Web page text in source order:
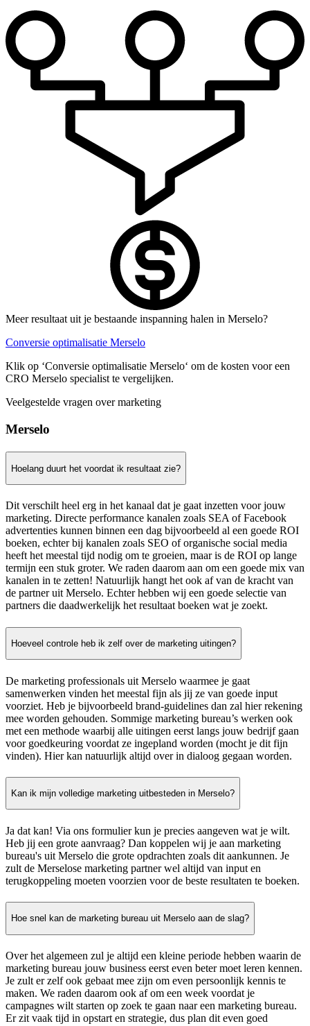
Meer resultaat uit je bestaande inspanning halen in Merselo?
Conversie optimalisatie Merselo
Klik op ‘Conversie optimalisatie Merselo‘ om de kosten voor een
CRO Merselo specialist te vergelijken.
Veelgestelde vragen over marketing
Merselo
Hoelang duurt het voordat ik resultaat zie?
Dit verschilt heel erg in het kanaal dat je gaat inzetten voor jouw
marketing. Directe performance kanalen zoals SEA of Facebook
advertenties kunnen binnen een dag bijvoorbeeld al een goede ROI
boeken, echter bij kanalen zoals SEO of organische social media
heeft het meestal tijd nodig om te groeien, maar is de ROI op lange
termijn een stuk groter. We raden daarom aan om een goede mix van
kanalen in te zetten! Natuurlijk hangt het ook af van de kracht van
de partner uit Merselo. Echter hebben wij een goede selectie van
partners die daadwerkelijk het resultaat boeken wat je zoekt.
Hoeveel controle heb ik zelf over de marketing uitingen?
De marketing professionals uit Merselo waarmee je gaat
samenwerken vinden het meestal fijn als jij ze van goede input
voorziet. Heb je bijvoorbeeld brand-guidelines dan zal hier rekening
mee worden gehouden. Sommige marketing bureau’s werken ook
met een methode waarbij alle uitingen eerst langs jouw bedrijf gaan
voor goedkeuring voordat ze ingepland worden (mocht je dit fijn
vinden). Hier kan natuurlijk altijd over in dialoog gegaan worden.
Kan ik mijn volledige marketing uitbesteden in Merselo?
Ja dat kan! Via ons formulier kun je precies aangeven wat je wilt.
Heb jij een grote aanvraag? Dan koppelen wij je aan marketing
bureau's uit Merselo die grote opdrachten zoals dit aankunnen. Je
zult de Merselose marketing partner wel altijd van input en
terugkoppeling moeten voorzien voor de beste resultaten te boeken.
Hoe snel kan de marketing bureau uit Merselo aan de slag?
Over het algemeen zul je altijd een kleine periode hebben waarin de
marketing bureau jouw business eerst even beter moet leren kennen.
Je zult er zelf ook gebaat mee zijn om even persoonlijk kennis te
maken. We raden daarom ook af om een week voordat je
campagnes wilt starten op zoek te gaan naar een marketing bureau.
Er zit vaak tijd in opstart en strategie, dus plan dit even goed